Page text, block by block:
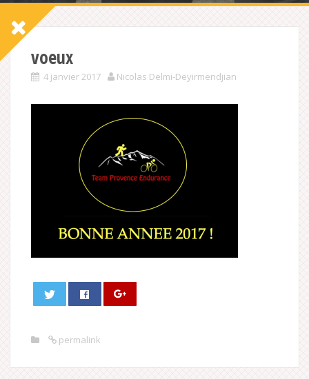
voeux
4 janvier 2017 Nicolas Delmi-Deyirmendjian
permalink